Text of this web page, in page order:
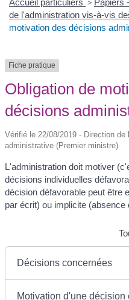
Accueil particuliers > Papiers
de l'administration vis-à-vis
motivation des décisions
Fiche pratique
Obligation de
décisions
Vérifié le 22/08/2019 - Direction de
administrative (Premier ministre)
L'administration doit motiver
décisions individuelles
décision défavorable peut être
par écrit) ou implicite (absence
Décisions concernées
Motivation d'une décision